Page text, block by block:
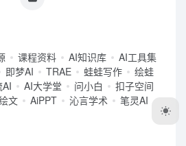
课程资料 AI知识库
AI工具集
即梦AI TRAE 蛙蛙写作
绘蛙
AI AI大学堂 问小白
扣子空间
文 AiPPT 沁言学术 笔灵AI